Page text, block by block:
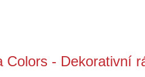
Colors - Dekorativní